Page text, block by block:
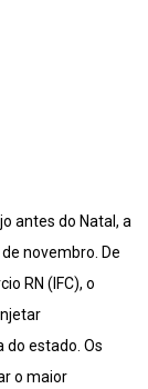
antes do Natal, a
novembro. De
RN (IFC), o
estado. Os
o maior